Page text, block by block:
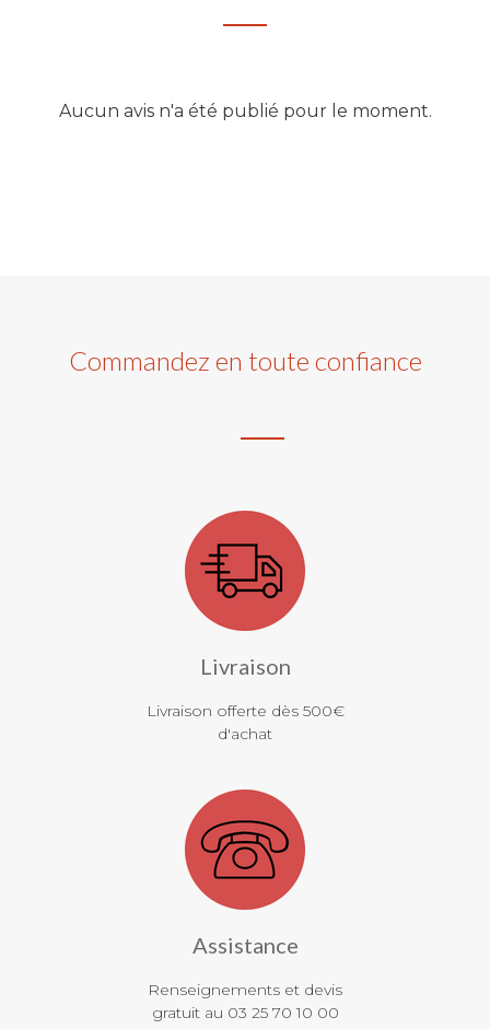
Aucun avis n'a été publié pour le moment.
Commandez en toute confiance
Livraison
Livraison offerte dès 500€
d'achat
Assistance
Renseignements et devis
gratuit au 03 25 70 10 00